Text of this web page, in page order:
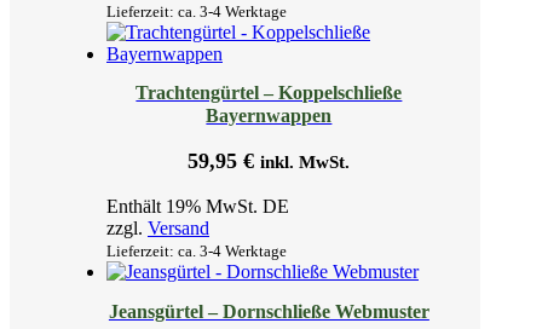
Lieferzeit: ca. 3-4 Werktage
Trachtengürtel – Koppelschließe
Bayernwappen
59,95€ inkl. MwSt.
Enthält 19% MwSt. DE
zzgl. Versand
Lieferzeit: ca. 3-4 Werktage
Jeansgürtel – Dornschließe Webmuster